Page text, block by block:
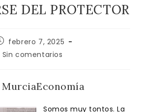
DEL PROTECTOR
febrero 7, 2025
Sin comentarios
Somos muy tontos. La